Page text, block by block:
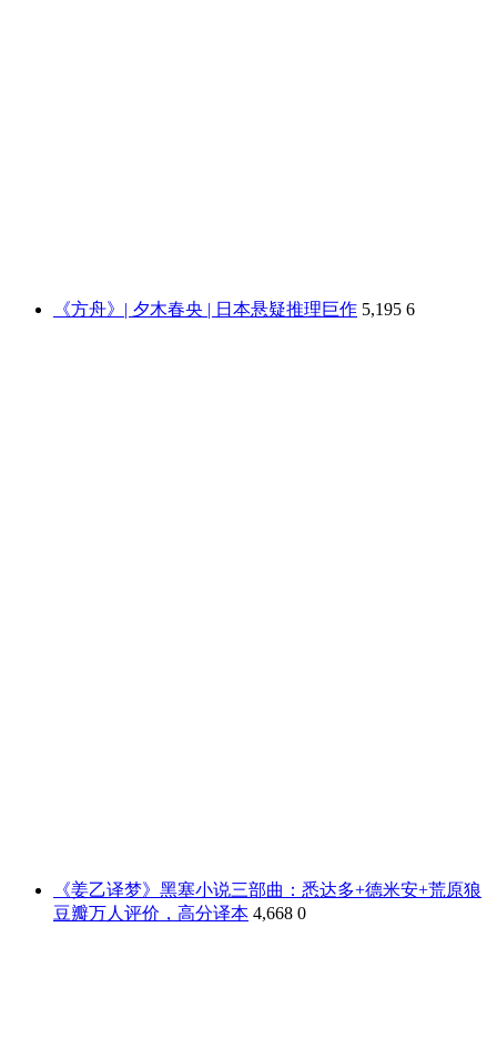
《方舟》| 夕木春央 | 日本悬疑推理巨作 5,195 6
《姜乙译梦》黑塞小说三部曲：悉达多+德米安+荒原狼
豆瓣万人评价，高分译本 4,668 0